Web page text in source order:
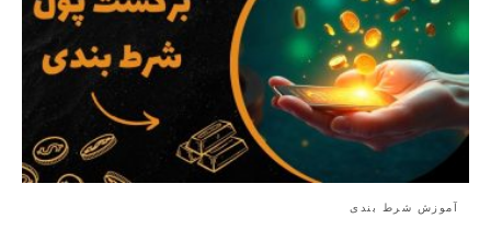
آموزش شرط بندی